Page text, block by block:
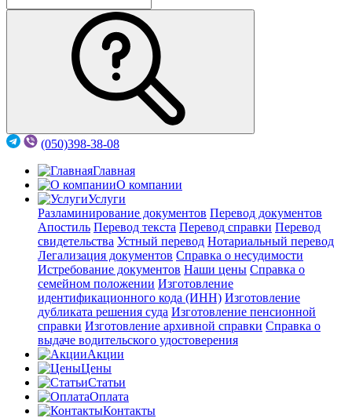
(050)398-38-08
Главная
О компании
Услуги
Разламинирование документов Перевод документов
Апостиль Перевод текста Перевод справки Перевод
свидетельства Устный перевод Нотариальный перевод
Легализация документов Справка о несудимости
Истребование документов Наши цены Справка о
семейном положении Изготовление
идентификационного кода (ИНН) Изготовление
дубликата решения суда Изготовление пенсионной
справки Изготовление архивной справки Справка о
выдаче водительского удостоверения
Акции
Цены
Статьи
Оплата
Контакты